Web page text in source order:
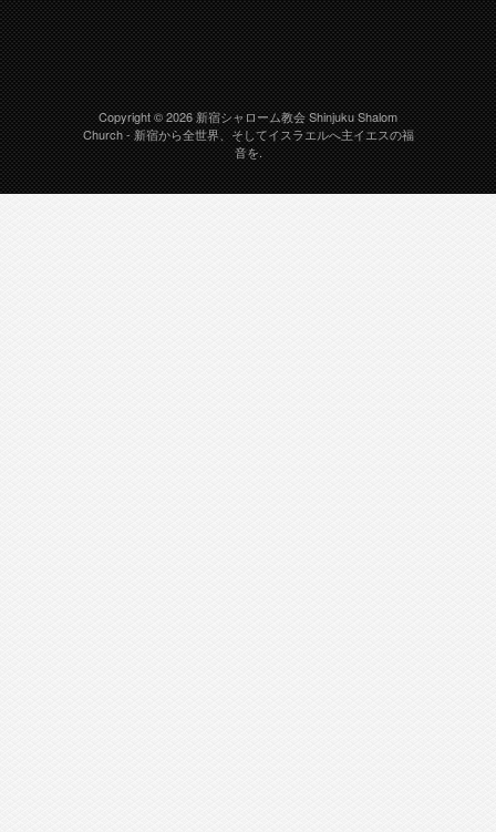
Copyright © 2026新宿シャローム教会 Shinjuku Shalom
Church- 新宿から全世界、そしてイスラエルへ主イエスの福
音を.